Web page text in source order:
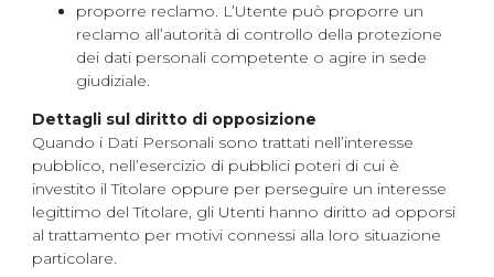
proporre reclamo. L’Utente può proporre un
reclamo all’autorità di controllo della protezione
dei dati personali competente o agire in sede
giudiziale.
Dettagli sul diritto di opposizione
Quando i Dati Personali sono trattati nell’interesse
pubblico, nell’esercizio di pubblici poteri di cui è
investito il Titolare oppure per perseguire un interesse
legittimo del Titolare, gli Utenti hanno diritto ad opporsi
al trattamento per motivi connessi alla loro situazione
particolare.